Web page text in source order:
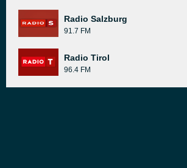
Radio Salzburg
91.7 FM
Radio Tirol
96.4 FM